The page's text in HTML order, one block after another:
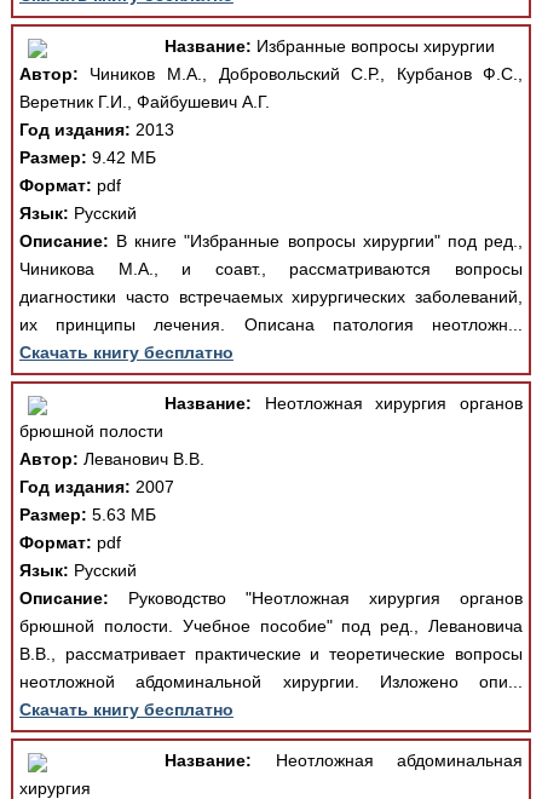
Название: Избранные вопросы хирургии
Автор: Чиников М.А., Добровольский С.Р., Курбанов Ф.С.,
Веретник Г.И., Файбушевич А.Г.
Год издания: 2013
Размер: 9.42 МБ
Формат: pdf
Язык: Русский
Описание: В книге "Избранные вопросы хирургии" под ред.,
Чиникова М.А., и соавт., рассматриваются вопросы
диагностики часто встречаемых хирургических заболеваний,
их принципы лечения. Описана патология неотложн...
Скачать книгу бесплатно
Название: Неотложная хирургия органов
брюшной полости
Автор: Леванович В.В.
Год издания: 2007
Размер: 5.63 МБ
Формат: pdf
Язык: Русский
Описание: Руководство "Неотложная хирургия органов
брюшной полости. Учебное пособие" под ред., Левановича
В.В., рассматривает практические и теоретические вопросы
неотложной абдоминальной хирургии. Изложено опи...
Скачать книгу бесплатно
Название: Неотложная абдоминальная
хирургия